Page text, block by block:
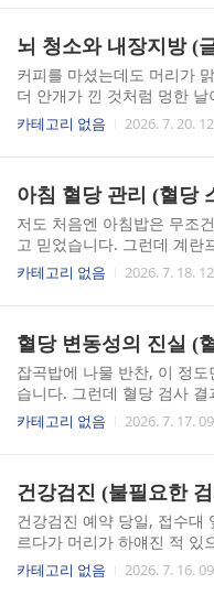
저는 후배 소식을 듣고서야
각지대 — 아파야 병원 가는
네 내과에서 건강검진을 받
보인다는 말을 들었고, 부천
밀 검사를 받은 끝에 갑상선
무 증상도 없었다는 게 더
의 주요 증상은 목 통증, ..
커피를 마셨는데도 머리가
더 안개가 낀 것처럼 멍한
그걸 '피로가 쌓였나 보다'로
청소 자체를 안 한 방에 계속
니다.글림프계 — 잠이 뇌를
까저는 오랫동안 밤을 아끼
세 시에 자고 커피로 아침을
요. 그러다 문득, 분명히 카페
나눈 대화를 또 묻고 있는 저
동 방식은 이렇습니다. 뇌가
denosine)이라..
카테고리 없음 2026. 7. 20.
저도 처음엔 아침밥은 무조
고 믿었습니다. 그런데 계란
기를 먹고 나가도 10시 반쯤
고, 오후엔 쏟아지는 졸음과
각보다 차이가 컸습니다.밥
롤러코스터의 현실어릴 때
한다는 말을 들으며 자랐습
지 않다는 게 아닙니다. 농사
시절엔 아침부터 탄수화물로
그대로 이어진다는 데 있습
쌀밥처럼 혈당을 빠르게 올
카테고리 없음 2026. 7. 18.
잡곡밥에 나물 반찬, 이 정
습니다. 그런데 혈당 검사 결
신이 흔들렸습니다. 보리밥
20을 넘는다면, 우리가 알던
었습니다. 혈당 스파이크 —
도 혈관은 망가진다일반적으
공복 혈당과 당화혈색소
니다. 저도 건강검진에서 공
지 않으면 "이번엔 괜찮네"
카테고리 없음 2026. 7. 17.
건강검진 예약 당일, 접수대
르다가 머리가 하얘진 적 있
제일 비싼 종합검진을 덜컥
고 보니 절반은 제 나이엔 필
카테고리 없음 2026. 7. 16.